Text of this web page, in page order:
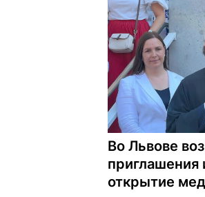
Во Львове
приглашения
открытие